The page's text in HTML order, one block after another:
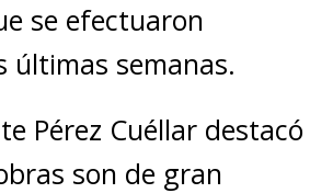
se efectuaron
últimas semanas.
Pérez Cuéllar destacó
son de gran